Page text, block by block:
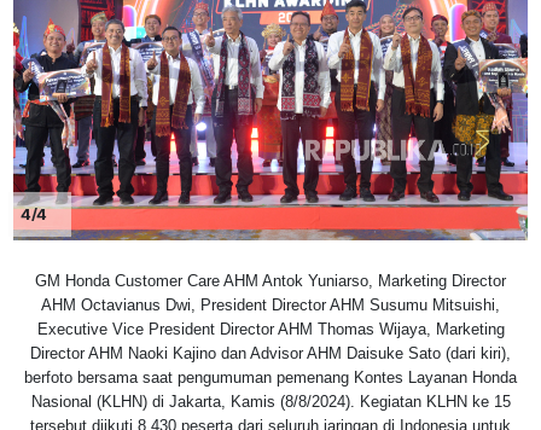
4/4
GM Honda Customer Care AHM Antok Yuniarso, Marketing Director
AHM Octavianus Dwi, President Director AHM Susumu Mitsuishi,
Executive Vice President Director AHM Thomas Wijaya, Marketing
Director AHM Naoki Kajino dan Advisor AHM Daisuke Sato (dari kiri),
berfoto bersama saat pengumuman pemenang Kontes Layanan Honda
Nasional (KLHN) di Jakarta, Kamis (8/8/2024). Kegiatan KLHN ke 15
tersebut diikuti 8.430 peserta dari seluruh jaringan di Indonesia untuk